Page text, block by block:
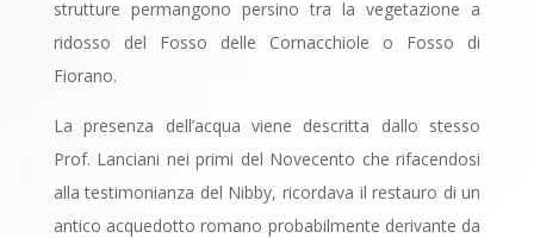
strutture permangono persino tra la vegetazione a
ridosso del Fosso delle Cornacchiole o Fosso di
Fiorano.
La presenza dell’acqua viene descritta dallo stesso
Prof. Lanciani nei primi del Novecento che rifacendosi
alla testimonianza del Nibby, ricordava il restauro di un
antico acquedotto romano probabilmente derivante da